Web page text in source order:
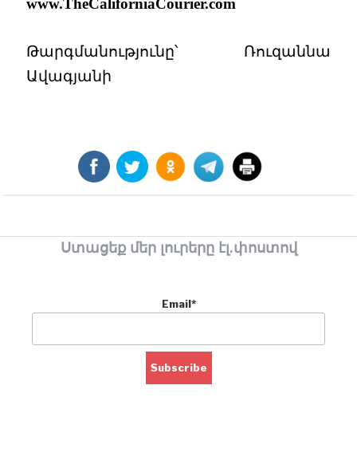
www.TheCaliforniaCourier.com
Թարգմանությունը՝ Ռուզաննա
Ավագյանի
Ստացեք մեր լուրերը էլ.փոստով
Email*